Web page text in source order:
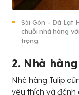
Sài Gòn – Đà Lạt
chuỗi nhà hàng
trọng.
2. Nhà
Nhà hàng Tulip
yêu thích và đánh